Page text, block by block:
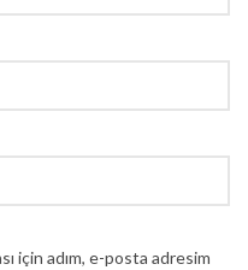
için adım, e-posta adresim